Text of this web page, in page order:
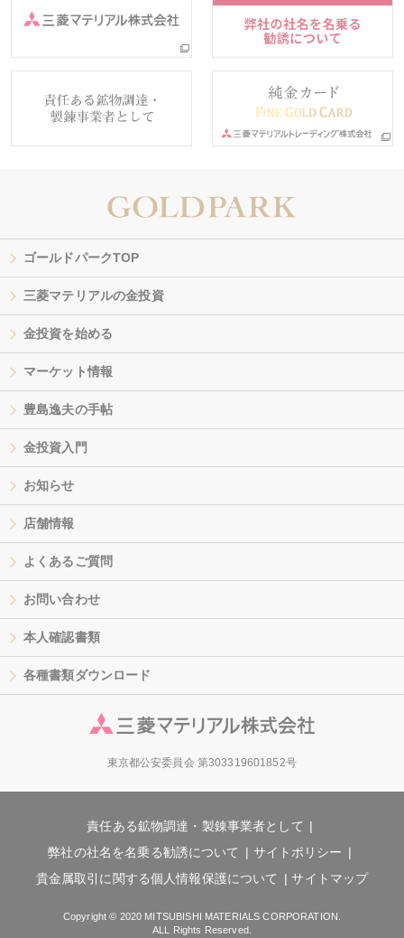
ゴールドパークTOP
三菱マテリアルの金投資
金投資を始める
マーケット情報
豊島逸夫の手帖
金投資入門
お知らせ
店舗情報
よくあるご質問
お問い合わせ
本人確認書類
各種書類ダウンロード
東京都公安委員会 第303319601852号
責任ある鉱物調達・製錬事業者として
弊社の社名を名乗る勧誘について
サイトポリシー
貴金属取引に関する個人情報保護について
サイトマップ
Copyright © 2020 MITSUBISHI MATERIALS CORPORATION.
ALL Rights Reserved.